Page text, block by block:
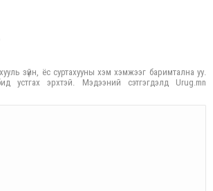
зүйн, ёс суртахууны хэм хэмжээг баримтална уу.
устгах эрхтэй. Мэдээний сэтгэгдэлд Urug.mn